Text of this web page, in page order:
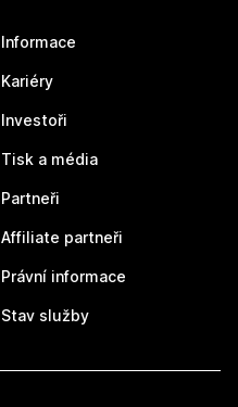
Informace
Kariéry
Investoři
Tisk a média
Partneři
Affiliate partneři
Právní informace
Stav služby